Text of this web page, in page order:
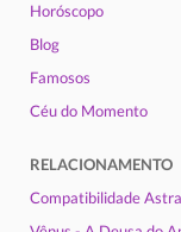
Horóscopo
Blog
Famosos
Céu do Momento
RELACIONAMENTO
Compatibilidade